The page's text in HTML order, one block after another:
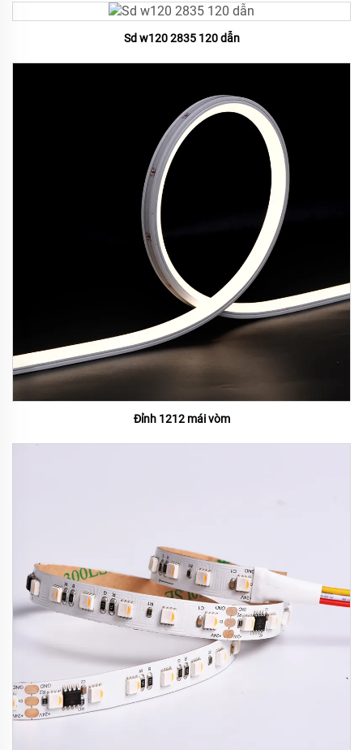
Sd w120 2835 120 dẫn
Đỉnh 1212 mái vòm